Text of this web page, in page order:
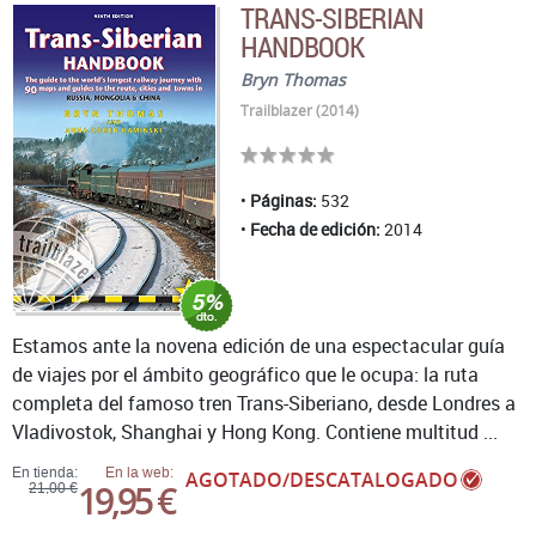
TRANS-SIBERIAN
HANDBOOK
Bryn Thomas
Trailblazer (2014)
Páginas: 532
Fecha de edición: 2014
En tienda:
21,00 €
En la web:
19,95 € AGOTADO/DESCATALOGADO
Estamos ante la novena edición de una espectacular guía
de viajes por el ámbito geográfico que le ocupa: la ruta
completa del famoso tren Trans-Siberiano, desde Londres a
Vladivostok, Shanghai y Hong Kong. Contiene multitud ...